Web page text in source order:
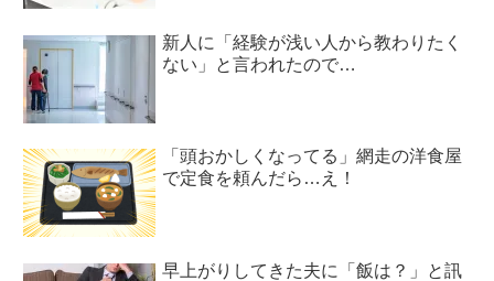
新人に「経験が浅い人から教わりたく
ない」と言われたので…
「頭おかしくなってる」網走の洋食屋
で定食を頼んだら…え！
早上がりしてきた夫に「飯は？」と訊